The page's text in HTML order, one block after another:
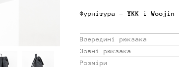
Фурнітура -YKK іWoojin
Всередині рюкзака
Зовні рюкзака
Розміри